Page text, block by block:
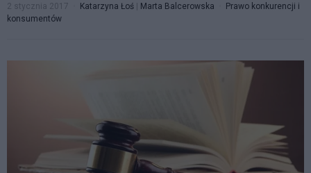
2 stycznia 2017 Katarzyna Łoś | Marta Balcerowska
Prawo konkurencji i
konsumentów